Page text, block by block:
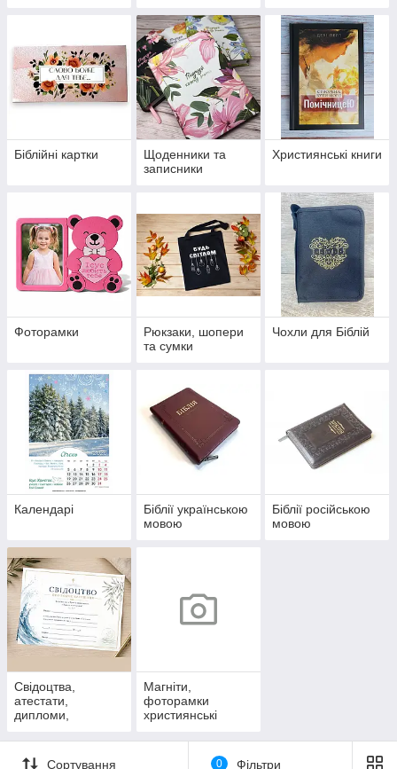
Біблійні картки
Щоденники та
записники
Християнські книги
Фоторамки
Рюкзаки, шопери
та сумки
Чохли для Біблій
Календарі
Біблії українською
мовою
Біблії російською
мовою
Свідоцтва,
атестати,
дипломи,
Магніти,
фоторамки
християнські
Сортування 0 Фільтри